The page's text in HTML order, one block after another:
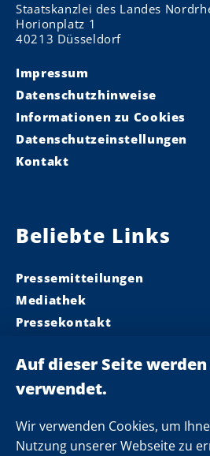
Wir verwenden Cookies, um
Nutzung unserer Webseite zu
Staatskanzlei des Landes
Horionplatz 1
40213 Düsseldorf
Impressum
Datenschutzhinweise
Informationen zu Cookies
Datenschutzeinstellungen
Kontakt
Beliebte Links
Pressemitteilungen
Mediathek
Pressekontakt
Landeskabinett
Einsamkeit